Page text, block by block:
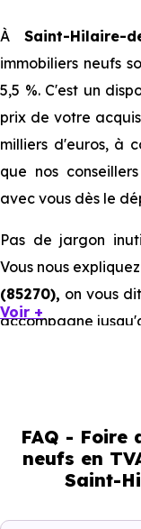
À Saint-Hilaire-
immobiliers neufs
5,5 %. C'est un
prix de votre
milliers d'euros, à
que nos conseillers
avec vous dès le
Pas de jargon
Vous nous
(85270), on vous
accompagne
achat
Hilaire-de-
Voir +
FAQ - Foire
neufs en
Saint-